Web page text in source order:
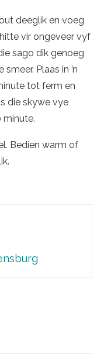
deeglik en voeg
vir ongeveer vyf
sago dik genoeg
Plaas in ’n
tot ferm en
die skywe vye
minute.
Bedien warm of